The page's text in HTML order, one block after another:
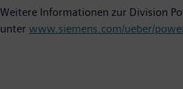
Weitere Informationen zur Division
unter www.siemens.com/ueber/